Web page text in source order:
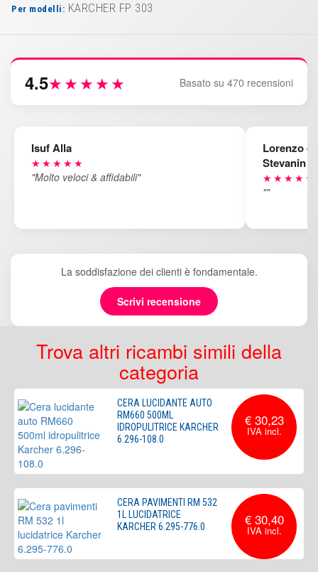
Per modelli: KARCHER FP 303
4.5★★★★★ Basato su 470 recensioni
Isuf Alla
★★★★★
"Molto veloci & affidabili"
Lorenzo
Stevanin
★★★★★
""
La soddisfazione dei clienti è fondamentale.
Scrivi recensione
Trova altri ricambi simili della
categoria
CERA LUCIDANTE AUTO
RM660 500ML
IDROPULITRICE KARCHER
6.296-108.0
€ 30,23
CERA PAVIMENTI RM 532
1L LUCIDATRICE
KARCHER 6.295-776.0
€ 30,40